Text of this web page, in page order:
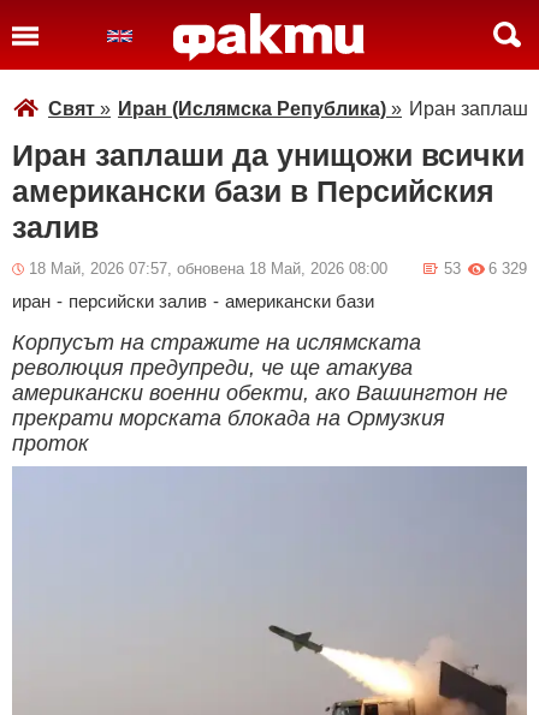
Свят » Иран (Ислямска Република) » Иран
Иран заплаши да унищожи всички
американски бази в Персийския
залив
18 Май, 2026 07:57, обновена 18 Май, 2026 08:00 6 329
53
иран - персийски залив - американски бази
Корпусът на стражите на ислямската
революция предупреди, че ще атакува
американски военни обекти, ако Вашингтон не
прекрати морската блокада на Ормузкия
проток